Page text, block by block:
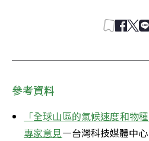
參考資料
「全球山區的氣候速度和物
專家意見—台灣科技媒體中心